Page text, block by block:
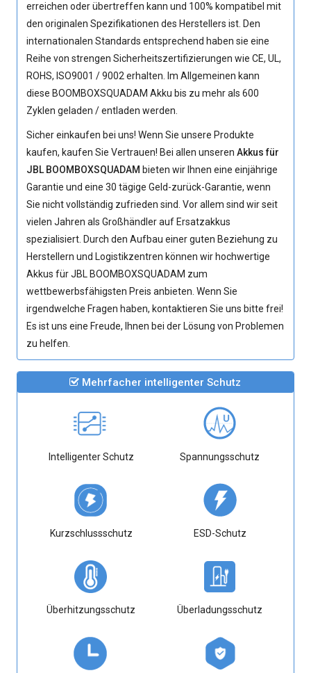
erreichen oder übertreffen kann und 100% kompatibel mit
den originalen Spezifikationen des Herstellers ist. Den
internationalen Standards entsprechend haben sie eine
Reihe von strengen Sicherheitszertifizierungen wie CE, UL,
ROHS, ISO9001 / 9002 erhalten. Im Allgemeinen kann
diese BOOMBOXSQUADAM Akku bis zu mehr als 600
Zyklen geladen / entladen werden.
Sicher einkaufen bei uns! Wenn Sie unsere Produkte
kaufen, kaufen Sie Vertrauen! Bei allen unserenAkkus für
JBL BOOMBOXSQUADAM bieten wir Ihnen eine einjährige
Garantie und eine 30 tägige Geld-zurück-Garantie, wenn
Sie nicht vollständig zufrieden sind. Vor allem sind wir seit
vielen Jahren als Großhändler auf Ersatzakkus
spezialisiert. Durch den Aufbau einer guten Beziehung zu
Herstellern und Logistikzentren können wir hochwertige
Akkus für JBL BOOMBOXSQUADAM zum
wettbewerbsfähigsten Preis anbieten. Wenn Sie
irgendwelche Fragen haben, kontaktieren Sie uns bitte frei!
Es ist uns eine Freude, Ihnen bei der Lösung von Problemen
zu helfen.
Mehrfacher intelligenter Schutz
Intelligenter Schutz Spannungsschutz
Kurzschlussschutz ESD-Schutz
Überhitzungsschutz Überladungsschutz